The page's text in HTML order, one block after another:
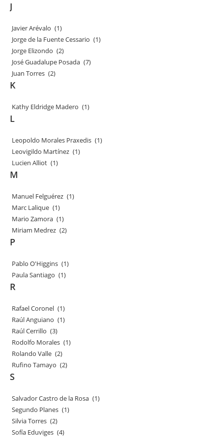
J
Javier Arévalo (1)
Jorge de la Fuente Cessario (1)
Jorge Elizondo (2)
José Guadalupe Posada (7)
Juan Torres (2)
K
Kathy Eldridge Madero (1)
L
Leopoldo Morales Praxedis (1)
Leovigildo Martínez (1)
Lucien Alliot (1)
M
Manuel Felguérez (1)
Marc Lalique (1)
Mario Zamora (1)
Miriam Medrez (2)
P
Pablo O'Higgins (1)
Paula Santiago (1)
R
Rafael Coronel (1)
Raúl Anguiano (1)
Raúl Cerrillo (3)
Rodolfo Morales (1)
Rolando Valle (2)
Rufino Tamayo (2)
S
Salvador Castro de la Rosa (1)
Segundo Planes (1)
Silvia Torres (2)
Sofía Eduviges (4)